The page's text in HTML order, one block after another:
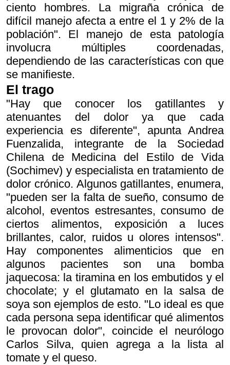
ciento hombres. La migraña crónica de
difícil manejo afecta a entre el 1 y 2% de la
población". El manejo de esta patología
involucra múltiples coordenadas,
dependiendo de las características con que
se manifieste.
El trago
"Hay que conocer los gatillantes y
atenuantes del dolor ya que cada
experiencia es diferente", apunta Andrea
Fuenzalida, integrante de la Sociedad
Chilena de Medicina del Estilo de Vida
(Sochimev) y especialista en tratamiento de
dolor crónico. Algunos gatillantes, enumera,
"pueden ser la falta de sueño, consumo de
alcohol, eventos estresantes, consumo de
ciertos alimentos, exposición a luces
brillantes, calor, ruidos u olores intensos".
Hay componentes alimenticios que en
algunos pacientes son una bomba
jaquecosa: la tiramina en los embutidos y el
chocolate; y el glutamato en la salsa de
soya son ejemplos de esto. "Lo ideal es que
cada persona sepa identificar qué alimentos
le provocan dolor", coincide el neurólogo
Carlos Silva, quien agrega a la lista al
tomate y el queso.